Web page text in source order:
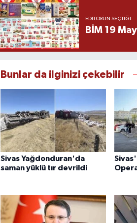
EDITÖRÜN SEÇTIĞI
BİM 19
Bunlar da ilginizi çekebilir
Sivas Yağdonduran'da
saman yüklü tır devrildi